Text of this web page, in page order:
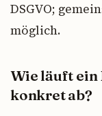
DSGVO;
möglich.
Wie läuft ein
konkret ab?